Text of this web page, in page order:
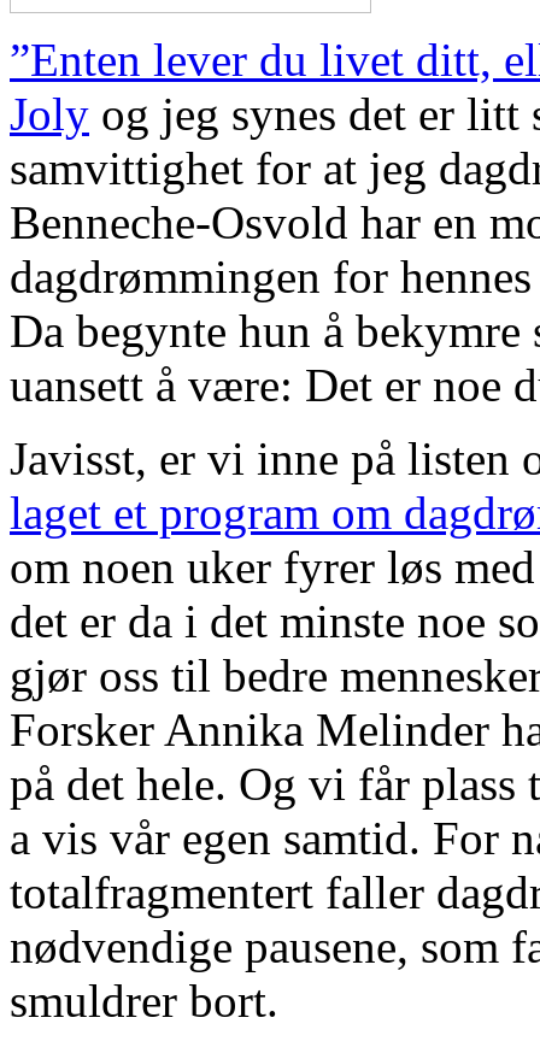
”Enten lever du livet ditt,
Joly og jeg synes det er
samvittighet for at jeg
Benneche-Osvold har en
dagdrømmingen for
Da begynte hun å bekymre
uansett å være: Det er noe
Javisst, er vi inne på listen
laget et program om
om noen uker fyrer løs
det er da i det minste noe
gjør oss til bedre
Forsker Annika Melinder
på det hele. Og vi får
a vis vår egen samtid. For
totalfragmentert faller
nødvendige pausene, som
smuldrer bort.